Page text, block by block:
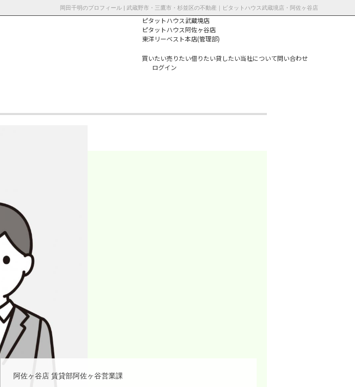
岡田千明のプロフィール | 武蔵野市・三鷹市・杉並区の不動産｜ピタットハウス武蔵境店・阿佐ヶ谷店
ピタットハウス武蔵境店
ピタットハウス阿佐ヶ谷店
東洋リーベスト本店(管理部)
買いたい売りたい借りたい貸したい当社について問い合わせ
ログイン
阿佐ヶ谷店 賃貸部阿佐ヶ谷営業課